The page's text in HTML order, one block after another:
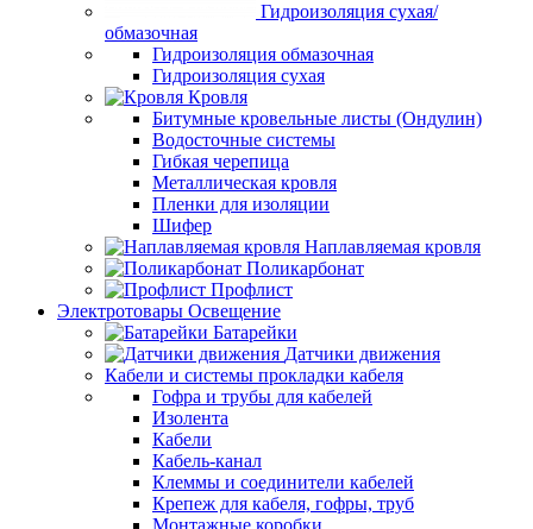
Гидроизоляция сухая/
обмазочная
Гидроизоляция обмазочная
Гидроизоляция сухая
Кровля
Битумные кровельные листы (Ондулин)
Водосточные системы
Гибкая черепица
Металлическая кровля
Пленки для изоляции
Шифер
Наплавляемая кровля
Поликарбонат
Профлист
Электротовары Освещение
Батарейки
Датчики движения
Кабели и системы прокладки кабеля
Гофра и трубы для кабелей
Изолента
Кабели
Кабель-канал
Клеммы и соединители кабелей
Крепеж для кабеля, гофры, труб
Монтажные коробки